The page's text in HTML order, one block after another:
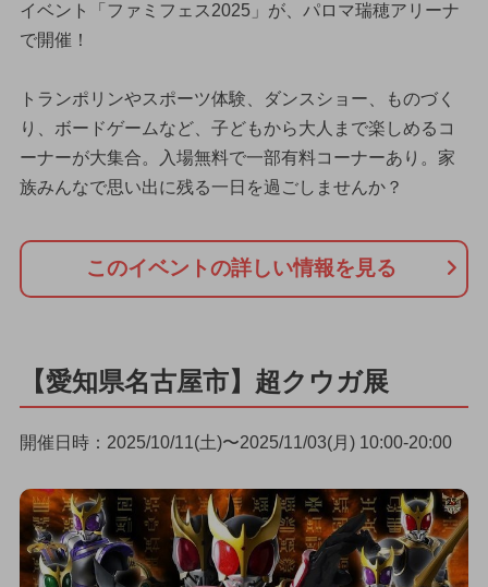
イベント「ファミフェス2025」が、パロマ瑞穂アリーナ
で開催！
トランポリンやスポーツ体験、ダンスショー、ものづく
り、ボードゲームなど、子どもから大人まで楽しめるコ
ーナーが大集合。入場無料で一部有料コーナーあり。家
族みんなで思い出に残る一日を過ごしませんか？
このイベントの詳しい情報を見る
【愛知県名古屋市】超クウガ展
開催日時：2025/10/11(土)〜2025/11/03(月) 10:00-20:00